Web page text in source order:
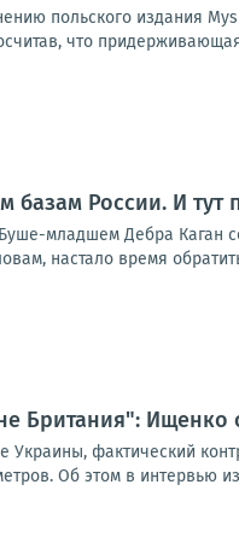
польского издания
что
России. И
младшем Дебра Каган
настало время
Британия":
фактический
Об этом в интервью